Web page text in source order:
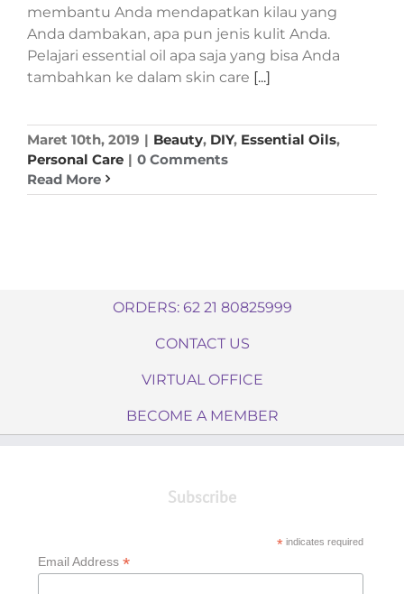
membantu Anda mendapatkan kilau yang
Anda dambakan, apa pun jenis kulit Anda.
Pelajari essential oil apa saja yang bisa Anda
tambahkan ke dalam skin care [...]
Maret 10th, 2019 | Beauty, DIY, Essential Oils,
Personal Care | 0 Comments
Read More
ORDERS: 62 21 80825999
CONTACT US
VIRTUAL OFFICE
BECOME A MEMBER
Subscribe
*indicates required
Email Address *